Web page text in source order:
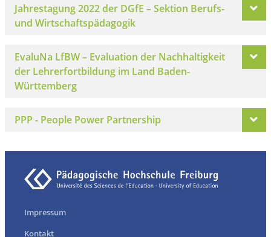
Jahrestagung 2022 der DGfE – Sektion Berufs-
und Wirtschaftspädagogik
EvaluNa LfBW – Evaluation der Nachhaltigkeit
der Lehrerfortbildung im Land Baden-
Württemberg
PPP - People Power Partnership
Impressum
Kontakt